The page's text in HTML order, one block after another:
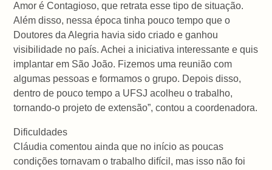
Amor é Contagioso, que retrata esse tipo de situação.
Além disso, nessa época tinha pouco tempo que o
Doutores da Alegria havia sido criado e ganhou
visibilidade no país. Achei a iniciativa interessante e quis
implantar em São João. Fizemos uma reunião com
algumas pessoas e formamos o grupo. Depois disso,
dentro de pouco tempo a UFSJ acolheu o trabalho,
tornando-o projeto de extensão”, contou a coordenadora.
Dificuldades
Cláudia comentou ainda que no início as poucas
condições tornavam o trabalho difícil, mas isso não foi